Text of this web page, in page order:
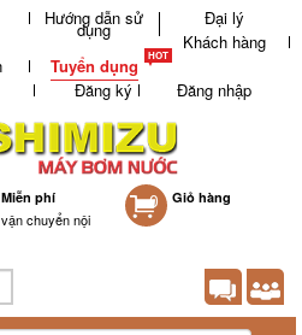
Hướng dẫn sử
dụng
Đại lý
Khách hàng
Tuyển dụng
Đăng nhập
Đăng ký
Miễn phí
vận chuyển nội
0 Giỏ hàng